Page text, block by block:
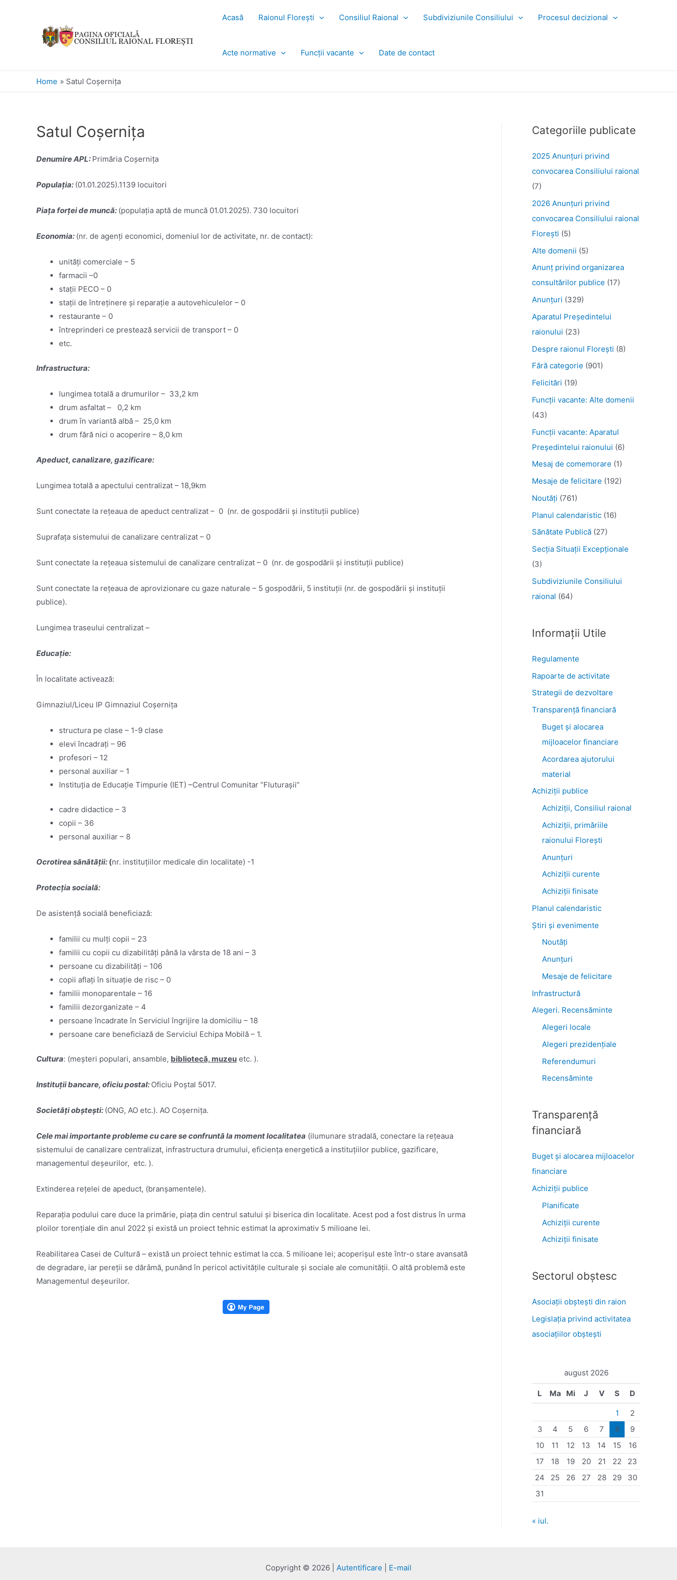
Acasă Raionul Florești Consiliul Raional Subdiviziunile Consiliului Procesul decizional
Acte normative Funcții vacante Date de contact
Home Satul Coşerniţa
Satul Coşerniţa
Denumire APL: Primăria Coșernița
Populația: (01.01.2025).1139 locuitori
Piața forței de muncă: (populația aptă de muncă 01.01.2025). 730 locuitori
Economia: (nr. de agenți economici, domeniul lor de activitate, nr. de contact):
unități comerciale – 5
farmacii –0
stații PECO – 0
stații de întreținere și reparație a autovehiculelor – 0
restaurante – 0
întreprinderi ce prestează servicii de transport – 0
etc.
Infrastructura:
lungimea totală a drumurilor – 33,2 km
drum asfaltat – 0,2 km
drum în variantă albă – 25,0 km
drum fără nici o acoperire – 8,0 km
Apeduct, canalizare, gazificare:
Lungimea totală a apectului centralizat – 18,9km
Sunt conectate la rețeaua de apeduct centralizat – 0 (nr. de gospodării și instituții publice)
Suprafața sistemului de canalizare centralizat – 0
Sunt conectate la rețeaua sistemului de canalizare centralizat – 0 (nr. de gospodării și instituții publice)
Sunt conectate la rețeaua de aprovizionare cu gaze naturale – 5 gospodării, 5 instituții (nr. de gospodării și instituții
publice).
Lungimea traseului centralizat –
Educație:
În localitate activează:
Gimnaziul/Liceu IP Gimnaziul Coșernița
structura pe clase – 1-9 clase
elevi încadrați – 96
profesori – 12
personal auxiliar – 1
Instituția de Educație Timpurie (IET) –Centrul Comunitar ”Fluturașii”
cadre didactice – 3
copii – 36
personal auxiliar – 8
Ocrotirea sănătății: (nr. instituțiilor medicale din localitate) -1
Protecția socială:
De asistență socială beneficiază:
familii cu mulți copii – 23
familii cu copii cu dizabilități până la vârsta de 18 ani – 3
persoane cu dizabilități – 106
copii aflați în situație de risc – 0
familii monoparentale – 16
familii dezorganizate – 4
persoane încadrate în Serviciul îngrijire la domiciliu – 18
persoane care beneficiază de Serviciul Echipa Mobilă – 1.
Cultura: (meșteri populari, ansamble, bibliotecă, muzeu etc. ).
Instituții bancare, oficiu postal: Oficiu Poștal 5017.
Societăți obștești: (ONG, AO etc.). AO Coșernița.
Cele mai importante probleme cu care se confruntă la moment localitatea (ilumunare stradală, conectare la rețeaua
sistemului de canalizare centralizat, infrastructura drumului, eficiența energetică a instituțiilor publice, gazificare,
managementul deșeurilor, etc. ).
Extinderea rețelei de apeduct, (branșamentele).
Reparația podului care duce la primărie, piața din centrul satului și biserica din localitate. Acest pod a fost distrus în urma
ploilor torențiale din anul 2022 și există un proiect tehnic estimat la aproximativ 5 milioane lei.
Reabilitarea Casei de Cultură – există un proiect tehnic estimat la cca. 5 milioane lei; acoperișul este într-o stare avansată
de degradare, iar pereții se dărâmă, punând în pericol activitățile culturale și sociale ale comunității. O altă problemă este
Managementul deșeurilor.
Categoriile publicate
2025 Anunţuri privind
convocarea Consiliului raional
(7)
2026 Anunțuri privind
convocarea Consiliului raional
Florești (5)
Alte domenii (5)
Anunţ privind organizarea
consultărilor publice (17)
Anunţuri (329)
Aparatul Preşedintelui
raionului (23)
Despre raionul Floreşti (8)
Fără categorie (901)
Felicitări (19)
Funcţii vacante: Alte domenii
(43)
Funcții vacante: Aparatul
Președintelui raionului (6)
Mesaj de comemorare (1)
Mesaje de felicitare (192)
Noutăţi (761)
Planul calendaristic (16)
Sănătate Publică (27)
Secția Situații Excepționale
(3)
Subdiviziunile Consiliului
raional (64)
Informații Utile
Regulamente
Rapoarte de activitate
Strategii de dezvoltare
Transparenţă financiară
Buget și alocarea
mijloacelor financiare
Acordarea ajutorului
material
Achiziţii publice
Achiziții, Consiliul raional
Achiziții, primăriile
raionului Florești
Anunțuri
Achiziții curente
Achiziții finisate
Planul calendaristic
Știri şi evenimente
Noutăţi
Anunţuri
Mesaje de felicitare
Infrastructură
Alegeri. Recensăminte
Alegeri locale
Alegeri prezidențiale
Referendumuri
Recensăminte
Transparenţă
financiară
Buget și alocarea mijloacelor
financiare
Achiziţii publice
Planificate
Achiziții curente
Achiziții finisate
Sectorul obştesc
Asociaţii obşteşti din raion
Legislaţia privind activitatea
asociaţiilor obşteşti
august 2026
L Ma Mi J V S D
1
2
3
4 5 6 7 8
9
10
11 12 13 14 15
16
17
18 19 20 21 22
23
24
25 26 27 28 29
30
31
« iul.
Copyright © 2026 | Autentificare E-mail